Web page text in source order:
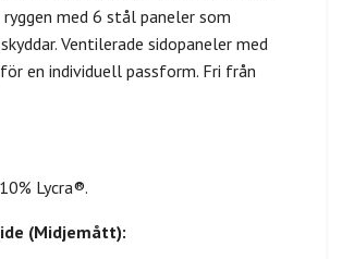
med 6 stål paneler som
Ventilerade sidopaneler med
en individuell passform. Fri från
Lycra®.
(Midjemått):